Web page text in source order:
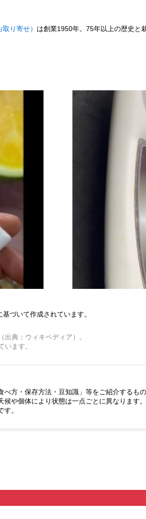
り寄せ） は創業1950年。75年以上の歴史と
づいて作成されています。
典：ウィキペディア）。
ます。
方・保存方法・豆知識」等をご紹介するも
や個体により状態は一点ごとに異なります
。